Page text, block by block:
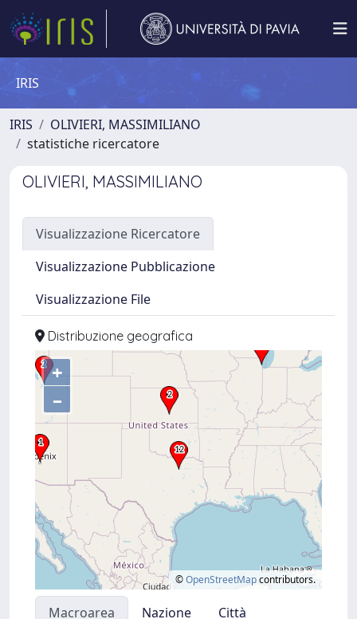
IRIS
IRIS
OLIVIERI, MASSIMILIANO
statistiche ricercatore
OLIVIERI, MASSIMILIANO
Visualizzazione Ricercatore
Visualizzazione Pubblicazione
Visualizzazione File
Distribuzione geografica
+
–
©OpenStreetMapcontributors.
Macroarea Nazione
Città